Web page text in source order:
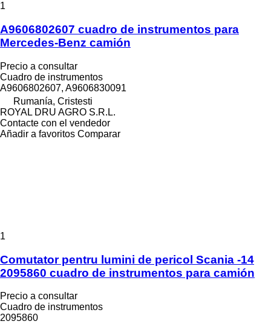
1
A9606802607 cuadro de instrumentos para
Mercedes-Benz camión
Precio a consultar
Cuadro de instrumentos
A9606802607, A9606830091
Rumanía, Cristesti
ROYAL DRU AGRO S.R.L.
Contacte con el vendedor
Añadir a favoritos Comparar
1
Comutator pentru lumini de pericol Scania -14
2095860 cuadro de instrumentos para camión
Precio a consultar
Cuadro de instrumentos
2095860